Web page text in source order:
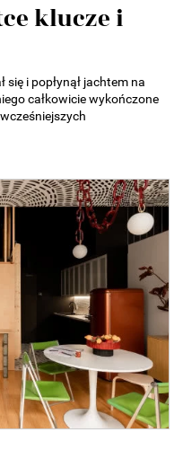
klucze i
i popłynął jachtem na
całkowicie wykończone